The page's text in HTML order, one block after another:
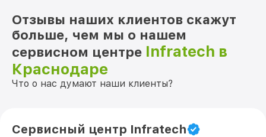
Отзывы наших клиентов скажут
больше, чем мы о нашем
сервисном центре Infratech в
Краснодаре
Что о нас думают наши клиенты?
Сервисный центр Infratech